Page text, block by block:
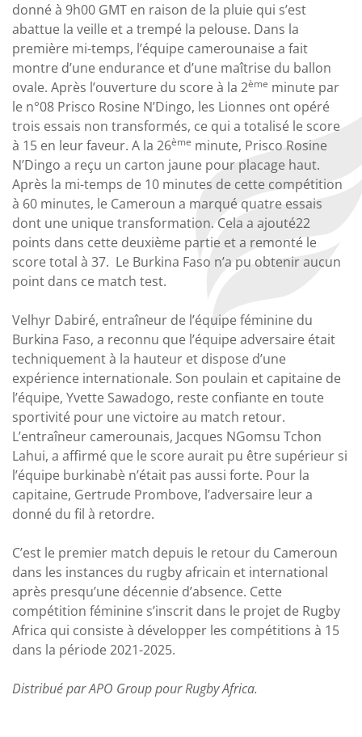
donné à 9h00 GMT en raison de la pluie qui s’est
abattue la veille et a trempé la pelouse. Dans la
première mi-temps, l’équipe camerounaise a fait
montre d’une endurance et d’une maîtrise du ballon
ovale. Après l’ouverture du score à la 2ème minute par
le n°08 Prisco Rosine N’Dingo, les Lionnes ont opéré
trois essais non transformés, ce qui a totalisé le score
à 15 en leur faveur. A la 26ème minute, Prisco Rosine
N’Dingo a reçu un carton jaune pour placage haut.
Après la mi-temps de 10 minutes de cette compétition
à 60 minutes, le Cameroun a marqué quatre essais
dont une unique transformation. Cela a ajouté22
points dans cette deuxième partie et a remonté le
score total à 37. Le Burkina Faso n’a pu obtenir aucun
point dans ce match test.
Velhyr Dabiré, entraîneur de l’équipe féminine du
Burkina Faso, a reconnu que l’équipe adversaire était
techniquement à la hauteur et dispose d’une
expérience internationale. Son poulain et capitaine de
l’équipe, Yvette Sawadogo, reste confiante en toute
sportivité pour une victoire au match retour.
L’entraîneur camerounais, Jacques NGomsu Tchon
Lahui, a affirmé que le score aurait pu être supérieur si
l’équipe burkinabè n’était pas aussi forte. Pour la
capitaine, Gertrude Prombove, l’adversaire leur a
donné du fil à retordre.
C’est le premier match depuis le retour du Cameroun
dans les instances du rugby africain et international
après presqu’une décennie d’absence. Cette
compétition féminine s’inscrit dans le projet de Rugby
Africa qui consiste à développer les compétitions à 15
dans la période 2021-2025.
Distribué par APO Group pour Rugby Africa.